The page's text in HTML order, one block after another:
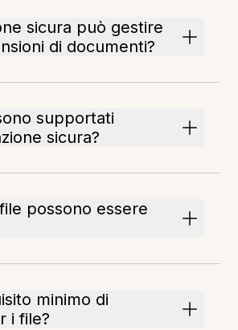
sicura può gestire
di documenti?
supportati
sicura?
possono essere
minimo di
i file?